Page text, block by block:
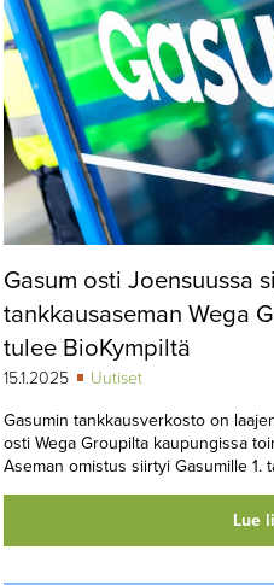
Gasum osti Joensuussa
tankkausaseman Wega
tulee BioKympiltä
15.1.2025 Uutiset
Gasumin tankkausverkosto on
osti Wega Groupilta kaupungissa
Aseman omistus siirtyi Gasumille 1.
Lue